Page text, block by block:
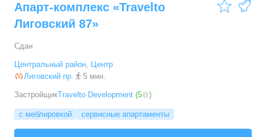
Апарт-комплекс «Travelto
Лиговский 87»
Сдан
Центральный район, Центр
Лиговский пр.
5 мин.
ЗастройщикTravelto Development (5 )
с меблировкой сервисные апартаменты